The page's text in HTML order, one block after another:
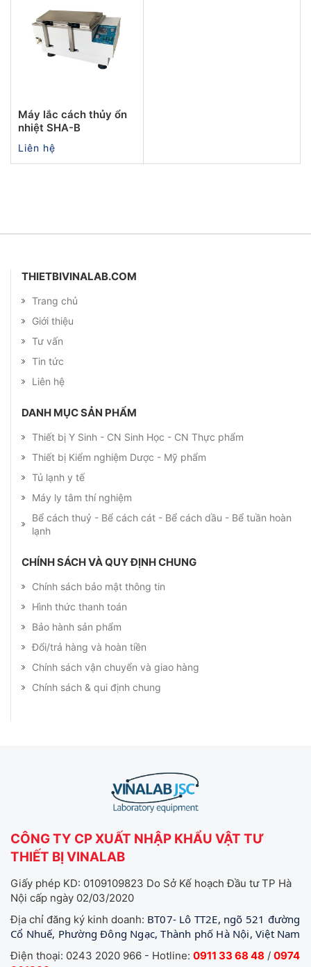
Máy lắc cách thủy ổn
nhiệt SHA-B
Liên hệ
THIETBIVINALAB.COM
Trang chủ
Giới thiệu
Tư vấn
Tin tức
Liên hệ
DANH MỤC SẢN PHẨM
Thiết bị Y Sinh - CN Sinh Học - CN Thực phẩm
Thiết bị Kiểm nghiệm Dược - Mỹ phẩm
Tủ lạnh y tế
Máy ly tâm thí nghiệm
Bể cách thuỷ - Bể cách cát - Bể cách dầu - Bể tuần hoàn
lạnh
CHÍNH SÁCH VÀ QUY ĐỊNH CHUNG
Chính sách bảo mật thông tin
Hình thức thanh toán
Bảo hành sản phẩm
Đổi/trả hàng và hoàn tiền
Chính sách vận chuyển và giao hàng
Chính sách & qui định chung
CÔNG TY CP XUẤT NHẬP KHẨU VẬT TƯ
THIẾT BỊ VINALAB
Giấy phép KD: 0109109823 Do Sở Kế hoạch Đầu tư TP Hà
Nội cấp ngày 02/03/2020
Địa chỉ đăng ký kinh doanh: BT07- Lô TT2E, ngõ 521 đường
Cổ Nhuế, Phường Đông Ngạc, Thành phố Hà Nội, Việt Nam
Điện thoại: 0243 2020 966 - Hotline: 0911 33 68 48 / 0974